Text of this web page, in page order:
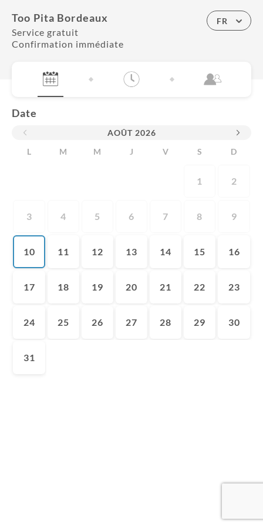
Too Pita Bordeaux
Service gratuit
Confirmation immédiate
FR
Date
AOÛT 2026
L
M M J V S D
1 2
3 4 5 6 7 8 9
10 11 12 13 14 15 16
17 18 19 20 21 22 23
24 25 26 27 28 29 30
31